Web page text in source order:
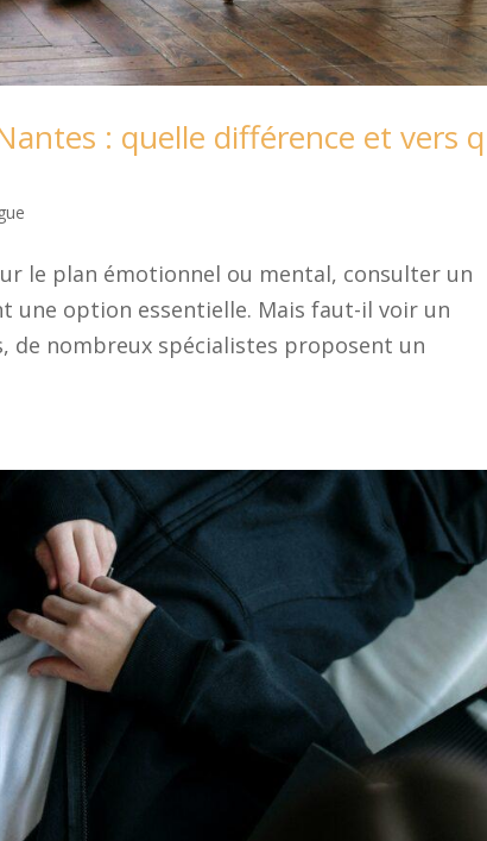
: quelle différence et vers
le plan émotionnel ou mental, consulter un
une option essentielle. Mais faut-il voir un
de nombreux spécialistes proposent un